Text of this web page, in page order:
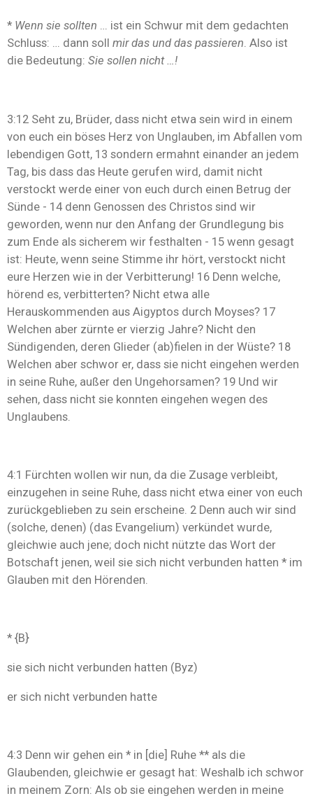
* Wenn sie sollten … ist ein Schwur mit dem gedachten
Schluss: … dann soll mir das und das passieren. Also ist
die Bedeutung: Sie sollen nicht …!
3:12 Seht zu, Brüder, dass nicht etwa sein wird in einem
von euch ein böses Herz von Unglauben, im Abfallen vom
lebendigen Gott, 13 sondern ermahnt einander an jedem
Tag, bis dass das Heute gerufen wird, damit nicht
verstockt werde einer von euch durch einen Betrug der
Sünde - 14 denn Genossen des Christos sind wir
geworden, wenn nur den Anfang der Grundlegung bis
zum Ende als sicherem wir festhalten - 15 wenn gesagt
ist: Heute, wenn seine Stimme ihr hört, verstockt nicht
eure Herzen wie in der Verbitterung! 16 Denn welche,
hörend es, verbitterten? Nicht etwa alle
Herauskommenden aus Aigyptos durch Moyses? 17
Welchen aber zürnte er vierzig Jahre? Nicht den
Sündigenden, deren Glieder (ab)fielen in der Wüste? 18
Welchen aber schwor er, dass sie nicht eingehen werden
in seine Ruhe, außer den Ungehorsamen? 19 Und wir
sehen, dass nicht sie konnten eingehen wegen des
Unglaubens.
4:1 Fürchten wollen wir nun, da die Zusage verbleibt,
einzugehen in seine Ruhe, dass nicht etwa einer von euch
zurückgeblieben zu sein erscheine. 2 Denn auch wir sind
(solche, denen) (das Evangelium) verkündet wurde,
gleichwie auch jene; doch nicht nützte das Wort der
Botschaft jenen, weil sie sich nicht verbunden hatten * im
Glauben mit den Hörenden.
* {B}
sie sich nicht verbunden hatten (Byz)
er sich nicht verbunden hatte
4:3 Denn wir gehen ein * in [die] Ruhe ** als die
Glaubenden, gleichwie er gesagt hat: Weshalb ich schwor
in meinem Zorn: Als ob sie eingehen werden in meine